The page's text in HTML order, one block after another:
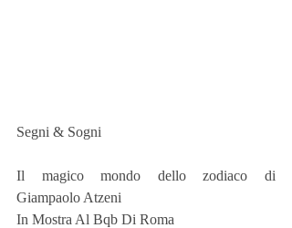
Segni & Sogni
Il magico mondo dello zodiaco di
Giampaolo Atzeni
In Mostra Al Bqb Di Roma